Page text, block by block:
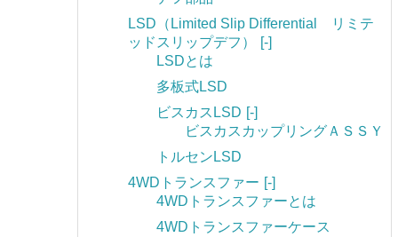
LSD（Limited Slip Differential リミテ
ッドスリップデフ）
[-]
LSDとは
多板式LSD
ビスカスLSD [-]
ビスカスカップリングＡＳＳＹ
トルセンLSD
4WDトランスファー [-]
4WDトランスファーとは
4WDトランスファーケース